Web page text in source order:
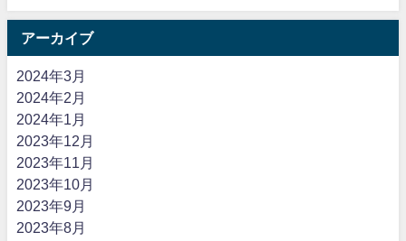
アーカイブ
2024年3月
2024年2月
2024年1月
2023年12月
2023年11月
2023年10月
2023年9月
2023年8月